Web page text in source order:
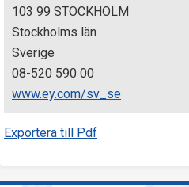
103 99 STOCKHOLM
Stockholms län
Sverige
08-520 590 00
www.ey.com/sv_se
Exportera till Pdf